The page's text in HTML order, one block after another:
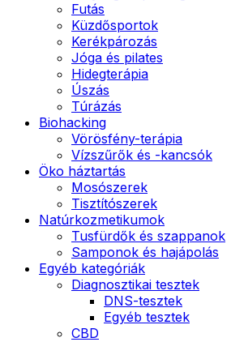
Futás
Küzdősportok
Kerékpározás
Jóga és pilates
Hidegterápia
Úszás
Túrázás
Biohacking
Vörösfény-terápia
Vízszűrők és -kancsók
Öko háztartás
Mosószerek
Tisztítószerek
Natúrkozmetikumok
Tusfürdők és szappanok
Samponok és hajápolás
Egyéb kategóriák
Diagnosztikai tesztek
DNS-tesztek
Egyéb tesztek
CBD